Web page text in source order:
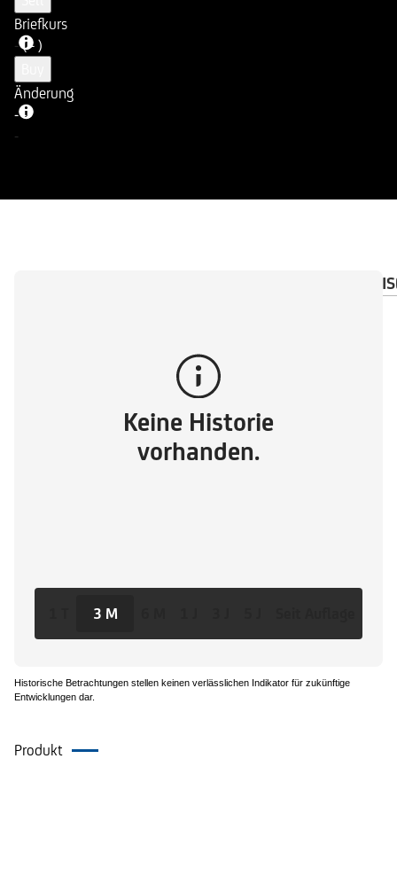
Briefkurs
-( - )
Änderung
--
-
WICHTIGE
Keine Historie
vorhanden.
3 M
Historische Betrachtungen stellen keinen verlässlichen Indikator für zukünftige
Entwicklungen dar.
Produkt